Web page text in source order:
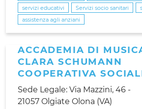
servizi educativi
Servizi socio sanitari
assistenza agli anziani
ACCADEMIA DI
CLARA SCHUMANN
COOPERATIVA
Sede Legale: Via Mazzini, 46 -
21057 Olgiate Olona (VA)